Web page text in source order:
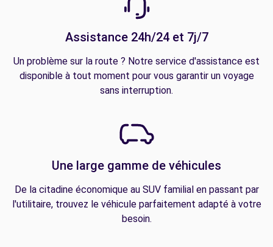
Assistance 24h/24 et 7j/7
Un problème sur la route ? Notre service d'assistance est
disponible à tout moment pour vous garantir un voyage
sans interruption.
Une large gamme de véhicules
De la citadine économique au SUV familial en passant par
l'utilitaire, trouvez le véhicule parfaitement adapté à votre
besoin.